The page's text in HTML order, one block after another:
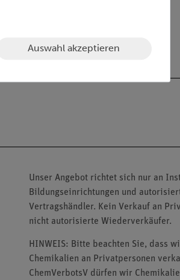
Unser Angebot richtet sich nur an
Bildungseinrichtungen und
Vertragshändler. Kein Verkauf an
nicht autorisierte Wiederverkäufer.
HINWEIS: Bitte beachten Sie, dass
Chemikalien an Privatpersonen
ChemVerbotsV dürfen wir
Auswahl akzeptieren